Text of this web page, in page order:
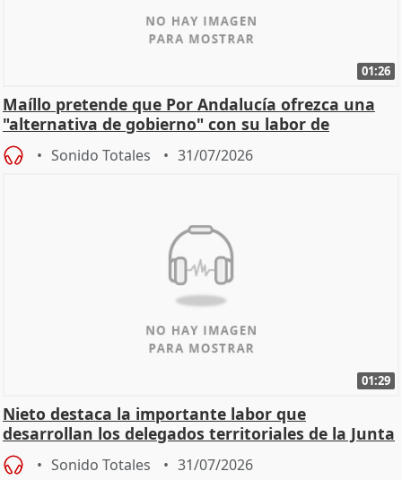
01:26
Maíllo pretende que Por Andalucía ofrezca una
"alternativa de gobierno" con su labor de
oposición
Sonido Totales 31/07/2026
01:29
Nieto destaca la importante labor que
desarrollan los delegados territoriales de la Junta
Sonido Totales 31/07/2026